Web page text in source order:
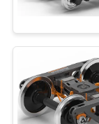
SITEMAP
PRIVACY
POLICY